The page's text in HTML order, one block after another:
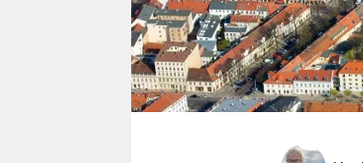
shop
fragen & hilfe
unterstützen
abo